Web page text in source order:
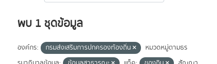
พบ 1 ชุดข้อมูล
องค์กร: กรมส่งเสริมการปกครองท้องถิ่น
หมวดหมู่ตามธร